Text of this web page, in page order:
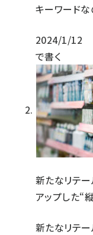
キーワードな
2024/1/12
で書く
新たなリテ
アップした“
新たなリテ